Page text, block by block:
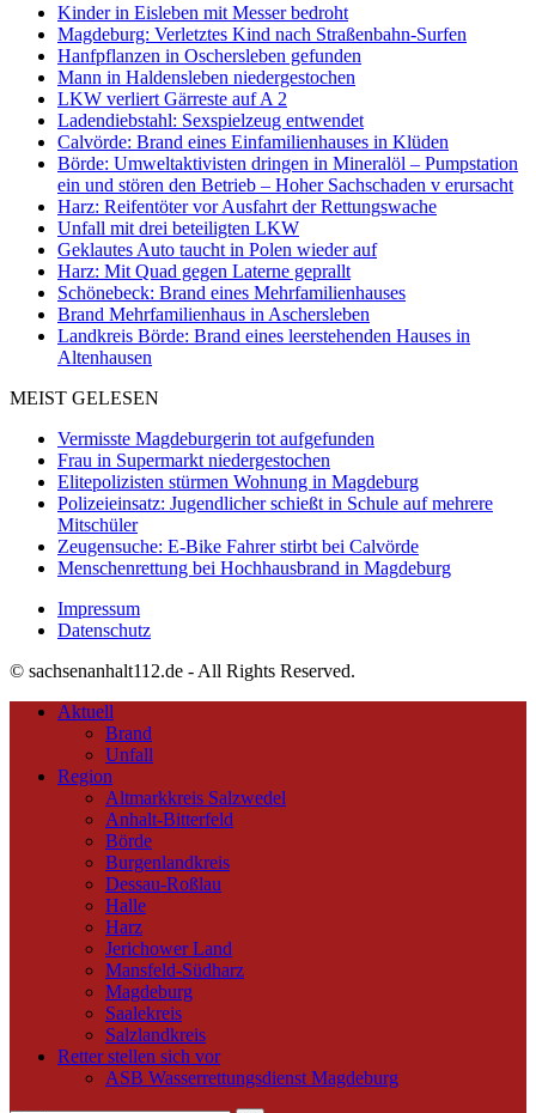
Kinder in Eisleben mit Messer bedroht
Magdeburg: Verletztes Kind nach Straßenbahn-Surfen
Hanfpflanzen in Oschersleben gefunden
Mann in Haldensleben niedergestochen
LKW verliert Gärreste auf A 2
Ladendiebstahl: Sexspielzeug entwendet
Calvörde: Brand eines Einfamilienhauses in Klüden
Börde: Umweltaktivisten dringen in Mineralöl – Pumpstation
ein und stören den Betrieb – Hoher Sachschaden v erursacht
Harz: Reifentöter vor Ausfahrt der Rettungswache
Unfall mit drei beteiligten LKW
Geklautes Auto taucht in Polen wieder auf
Harz: Mit Quad gegen Laterne geprallt
Schönebeck: Brand eines Mehrfamilienhauses
Brand Mehrfamilienhaus in Aschersleben
Landkreis Börde: Brand eines leerstehenden Hauses in
Altenhausen
MEIST GELESEN
Vermisste Magdeburgerin tot aufgefunden
Frau in Supermarkt niedergestochen
Elitepolizisten stürmen Wohnung in Magdeburg
Polizeieinsatz: Jugendlicher schießt in Schule auf mehrere
Mitschüler
Zeugensuche: E-Bike Fahrer stirbt bei Calvörde
Menschenrettung bei Hochhausbrand in Magdeburg
Impressum
Datenschutz
© sachsenanhalt112.de - All Rights Reserved.
Aktuell
Brand
Unfall
Region
Altmarkkreis Salzwedel
Anhalt-Bitterfeld
Börde
Burgenlandkreis
Dessau-Roßlau
Halle
Harz
Jerichower Land
Mansfeld-Südharz
Magdeburg
Saalekreis
Salzlandkreis
Retter stellen sich vor
ASB Wasserrettungsdienst Magdeburg